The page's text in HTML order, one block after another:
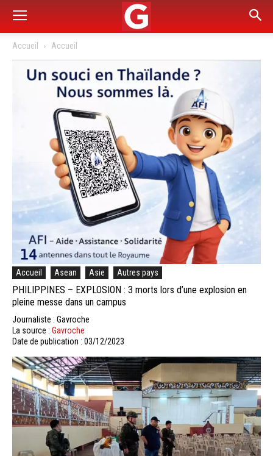
Accueil Accueil
Accueil Asean Asie Autres pays
PHILIPPINES – EXPLOSION : 3 morts lors d’une explosion en
pleine messe dans un campus
Journaliste : Gavroche
La source : Gavroche
Date de publication : 03/12/2023